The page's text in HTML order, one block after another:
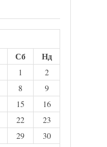
Сб Нд
1
2
8
9
15
16
22
23
29
30